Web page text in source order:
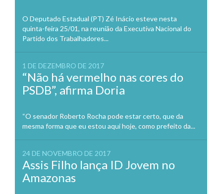
O Deputado Estadual (PT) Zé Inácio esteve nesta
quinta-feira 25/01, na reunião da Executiva Nacional do
Partido dos Trabalhadores...
1 DE DEZEMBRO DE 2017
“Não há vermelho nas cores do
PSDB”, afirma Doria
“O senador Roberto Rocha pode estar certo, que da
mesma forma que eu estou aqui hoje, como prefeito da...
24 DE NOVEMBRO DE 2017
Assis Filho lança ID Jovem no
Amazonas